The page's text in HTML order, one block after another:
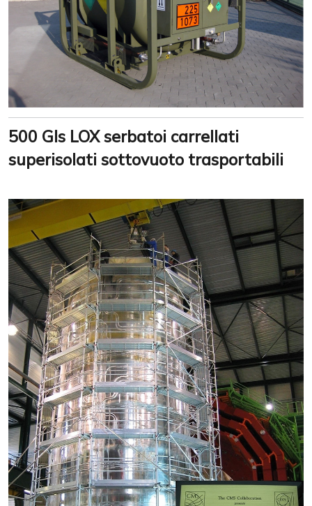
500 Gls LOX serbatoi carrellati
superisolati sottovuoto trasportabili